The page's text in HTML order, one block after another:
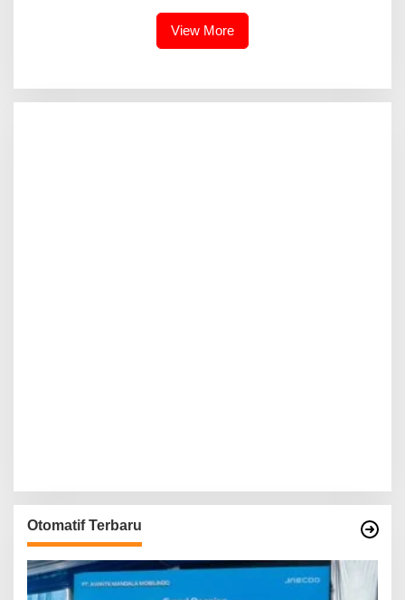
View More
Otomatif Terbaru